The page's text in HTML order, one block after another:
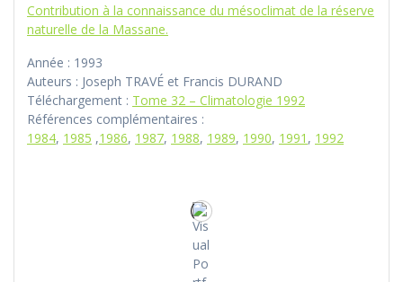
Contribution à la connaissance du mésoclimat de la réserve
naturelle de la Massane.
Année : 1993
Auteurs : Joseph TRAVÉ et Francis DURAND
Téléchargement : Tome 32 – Climatologie 1992
Références complémentaires :
1984, 1985 ,1986, 1987, 1988, 1989, 1990, 1991 , 1992